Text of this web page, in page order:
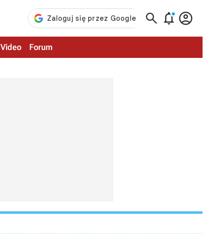
  
Video Forum